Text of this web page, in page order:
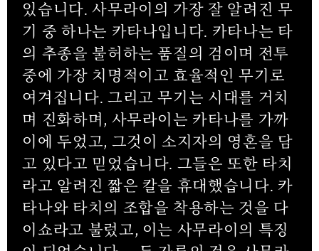
있습니다. 사무라이의 가장 잘 알려진 무
기 중 하나는 카타나입니다. 카타나는 타
의 추종을 불허하는 품질의 검이며 전투
중에 가장 치명적이고 효율적인 무기로
여겨집니다. 그리고 무기는 시대를 거치
며 진화하며, 사무라이는 카타나를 가까
이에 두었고, 그것이 소지자의 영혼을 담
고 있다고 믿었습니다. 그들은 또한 타치
라고 알려진 짧은 칼을 휴대했습니다. 카
타나와 타치의 조합을 착용하는 것을 다
이쇼라고 불렀고, 이는 사무라이의 특징